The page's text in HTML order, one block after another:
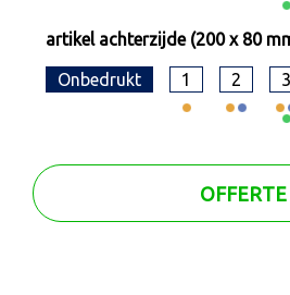
artikel achterzijde (200 x 80
Onbedrukt 1 2 3
OFFERTE